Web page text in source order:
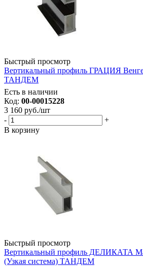
Быстрый просмотр
Вертикальный профиль ГРАЦИЯ
ТАНДЕМ
Есть в наличии
Код: 00-00015228
3 160 руб./шт
-
+
В корзину
Быстрый просмотр
Вертикальный профиль ДЕЛИКАТА
(Узкая система) ТАНДЕМ